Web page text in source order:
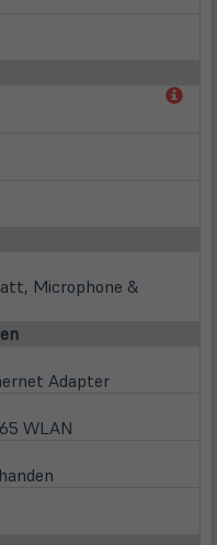
Microphone &
Adapter
WLAN